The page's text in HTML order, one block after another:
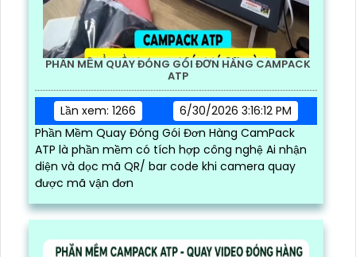
PHẦN MỀM QUAY ĐÓNG GÓI ĐƠN HÀNG CAMPACK
ATP
Lần xem: 1266
6/30/2026 3:16:12 PM
Phần Mềm Quay Đóng Gói Đơn Hàng CamPack
ATP là phần mềm có tích hợp công nghệ Ai nhận
diện và dọc mã QR/ bar code khi camera quay
được mã vận đơn